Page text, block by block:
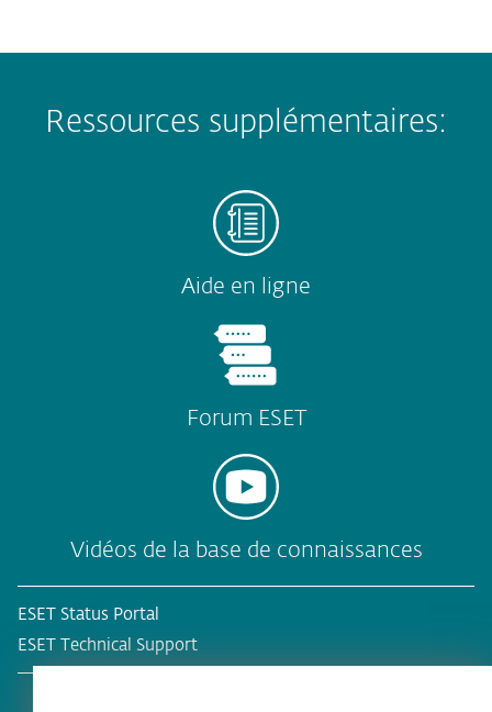
Ressources supplémentaires:
Aide en ligne
Forum ESET
Vidéos de la base de connaissances
ESET Status Portal
ESET Technical Support